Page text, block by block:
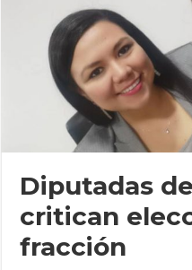
Diputadas
critican
fracción